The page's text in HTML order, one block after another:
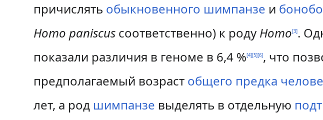
причислять обыкновенного шимпанзе и бонобо
Homo paniscus соответственно) к роду Homo[3].
показали различия в геноме в 6,4 %[4][5][6], что
предполагаемый возраст общего предка
лет, а род шимпанзе выделять в отдельную